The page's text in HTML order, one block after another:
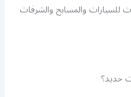
للسيارات والمسابح والشرفات
حديد؟